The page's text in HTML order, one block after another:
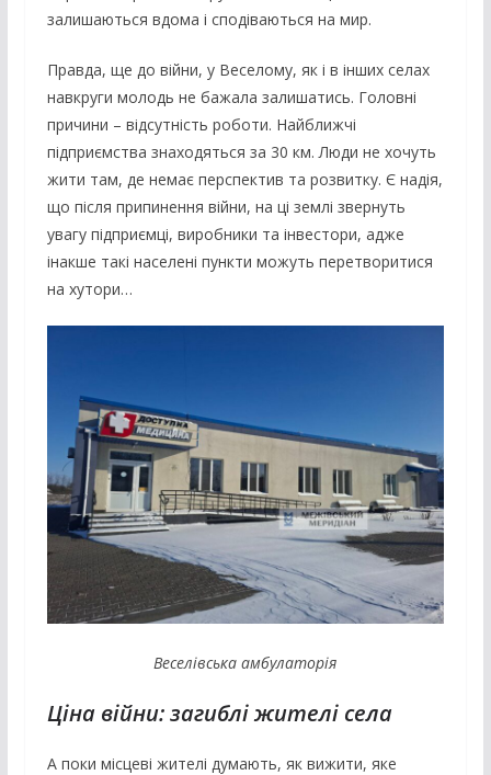
залишаються вдома і сподіваються на мир.
Правда, ще до війни, у Веселому, як і в інших селах
навкруги молодь не бажала залишатись. Головні
причини – відсутність роботи. Найближчі
підприємства знаходяться за 30 км. Люди не хочуть
жити там, де немає перспектив та розвитку. Є надія,
що після припинення війни, на ці землі звернуть
увагу підприємці, виробники та інвестори, адже
інакше такі населені пункти можуть перетворитися
на хутори…
Веселівська амбулаторія
Ціна війни: загиблі жителі села
А поки місцеві жителі думають, як вижити, яке